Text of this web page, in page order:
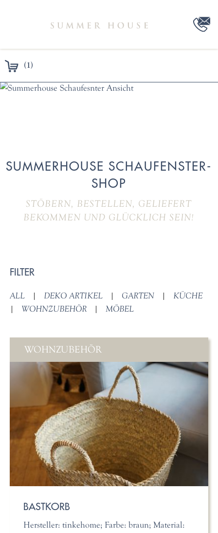
(1)
SUMMERHOUSE SCHAUFENSTER-
SHOP
STÖBERN, BESTELLEN, GELIEFERT
BEKOMMEN UND GLÜCKLICH SEIN!
FILTER
ALL | DEKO ARTIKEL | GARTEN |
KÜCHE
|
WOHNZUBEHÖR | MÖBEL
WOHNZUBEHÖR
BASTKORB
Hersteller: tinkehome; Farbe: braun; Material: